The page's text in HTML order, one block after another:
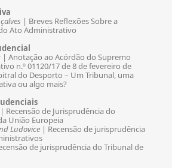
| Breves Reflexões Sobre a
Ato Administrativo
| Anotação ao Acórdão do Supremo
n.º 01120/17 de 8 de fevereiro de
do Desporto – Um Tribunal, uma
ou algo mais?
| Recensão de Jurisprudência do
União Europeia
Ludovice | Recensão de jurisprudência
de jurisprudência do Tribunal de